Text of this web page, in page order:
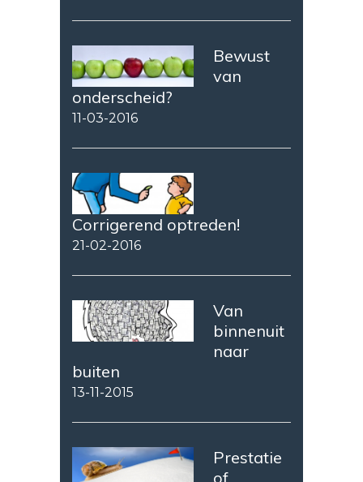
Bewust
van
onderscheid?
11-03-2016
Corrigerend optreden!
21-02-2016
Van
binnenuit
naar
buiten
13-11-2015
Prestatie
of